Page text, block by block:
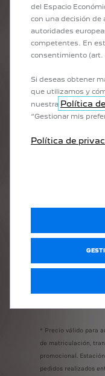
ANTERIOR
1 /8
NUEVO PEUGEOT
Un acabado inteligente
las necesidades diarias
practicidad.
DESCUBRE EL
* Precio válido para
de matriculación,
promocional.
pedidos realizados
del Espacio
con una decisión de
autoridades
competentes. En
consentimiento (art.
Si deseas obtener
que utilizamos y
nuestra Política
“Gestionar mis
Política de